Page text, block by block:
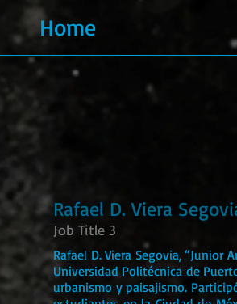
Home
Rafael D. Viera
Job Title 3
Rafael D. Viera Segovia,
Universidad Politécnica de
urbanismo y paisajismo.